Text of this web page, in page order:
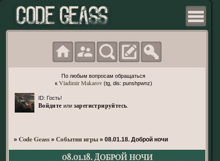
По любым вопросам обращаться
к Vladimir Makarov(tg, dis: punshpwnz)
ID: Гость!
Войдите или зарегистрируйтесь
» Code Geass » События игры » 08.01.18. Доброй ночи
08.01.18. Доброй ночи